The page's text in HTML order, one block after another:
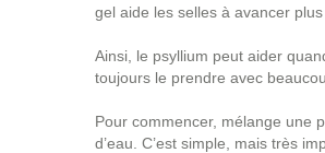
gel aide les selles à avancer plus
Ainsi, le psyllium peut aider
toujours le prendre avec
Pour commencer, mélange une
d’eau. C’est simple, mais très